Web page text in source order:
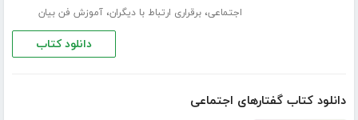
اجتماعی،برقراری ارتباط با دیگران،آموزش فن بیان
دانلود کتاب
دانلود کتاب گفتارهای اجتماعی